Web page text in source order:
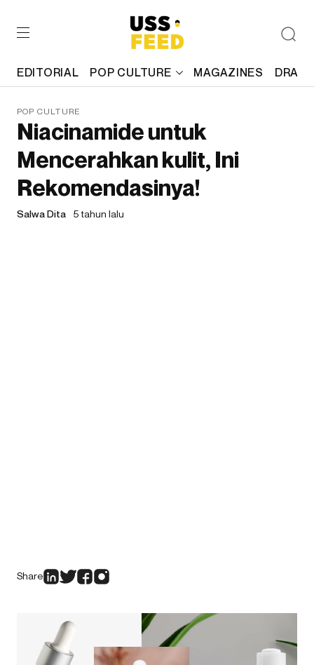
EDITORIAL POP CULTURE MAGAZINES
POP CULTURE
Niacinamide untuk
Mencerahkan kulit, Ini
Rekomendasinya!
Salwa Dita 5 tahun lalu
Share